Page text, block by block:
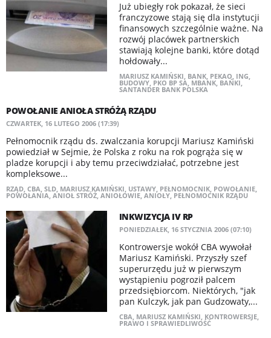
Już ubiegły rok pokazał, że sieci
franczyzowe stają się dla instytucji
finansowych szczególnie ważne. Na
rozwój placówek partnerskich
stawiają kolejne banki, które dotąd
hołdowały...
MARIUSZ KAMIŃSKI, BANK, PEKAO, ING,
BUDOWY, PKO BP SA, MBANK, BAŃKI,
SANTANDER BANK POLSKA
POWOŁANIE ANIOŁA STRÓŻĄ RZĄDU
CZWARTEK, 16 LUTEGO 2006 (17:39)
Pełnomocnik rządu ds. zwalczania korupcji Mariusz Kamiński
powiedział w Sejmie, że Polska z roku na rok pogrąża się w
pladze korupcji i aby temu przeciwdziałać, potrzebne jest
kompleksowe...
RZĄD, CBA, SLD, MARIUSZ KAMIŃSKI, USTAWY, PEŁNOMOCNIK, POWOŁANIE,
POWOŁANIA, ANIOŁ STRÓŻ, ANIOŁOWIE, ANIOŁY, PEŁNOMOCNIK RZĄDU
INKWIZYCJA IV RP
PONIEDZIAŁEK, 16 STYCZNIA 2006 (07:10)
Kontrowersje wokół CBA wywołał
Mariusz Kamiński. Przyszły szef
superurzędu już w pierwszym
wystąpieniu pogroził palcem
przedsiębiorcom. Niektórych, "jak
pan Kulczyk, jak pan Gudzowaty,...
CBA, MARIUSZ KAMIŃSKI, KONTROWERSJE,
PRAWO I SPRAWIEDLIWOŚĆ